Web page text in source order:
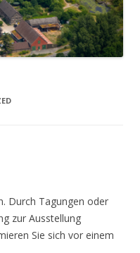
Durch Tagungen oder
zur Ausstellung
Sie sich vor einem